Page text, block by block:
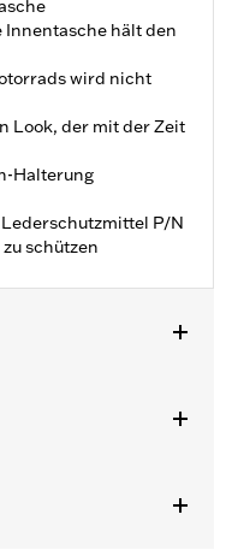
hält den
wird nicht
Look, der mit der Zeit
Halterung
P/N
schützen
RH975 Modelle